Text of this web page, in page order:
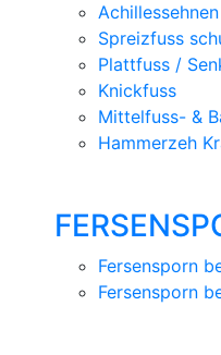
Spreizfuss
Plattfuss /
Knickfuss
Mittelfuss- &
Hammerzeh
Fersensporn
Fersensporn